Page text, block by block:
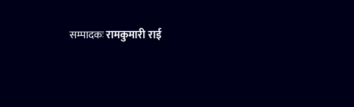
सम्पादकःरामकुमारी राई